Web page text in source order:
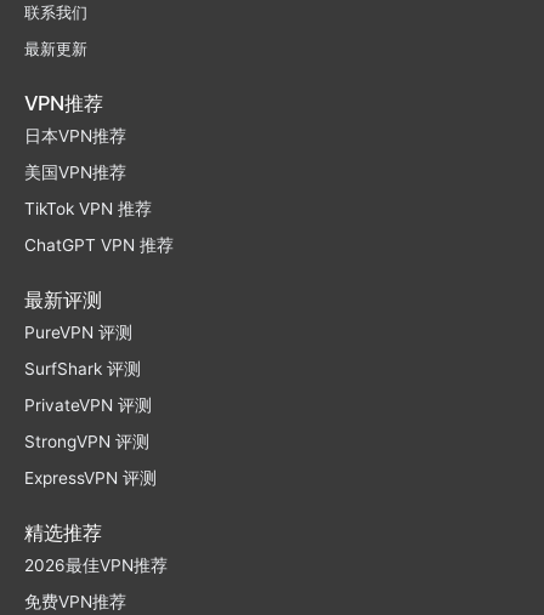
联系我们
最新更新
VPN推荐
日本VPN推荐
美国VPN推荐
TikTok VPN 推荐
ChatGPT VPN 推荐
最新评测
PureVPN 评测
SurfShark 评测
PrivateVPN 评测
StrongVPN 评测
ExpressVPN 评测
精选推荐
2026最佳VPN推荐
免费VPN推荐